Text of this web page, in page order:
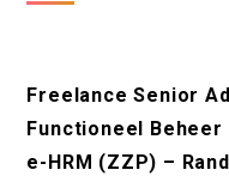
Freelance Senior
Functioneel
e-HRM (ZZP) –